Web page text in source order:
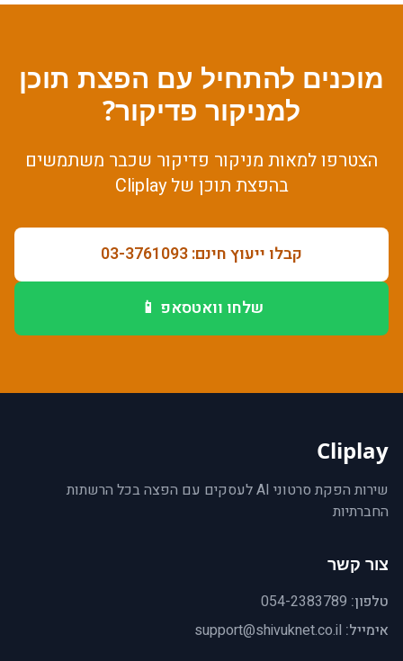
מוכנים להתחיל עם הפצת תוכן
למניקור פדיקור?
הצטרפו למאות מניקור פדיקור שכבר משתמשים
בהפצת תוכן של Cliplay
קבלו ייעוץ חינם: 03-3761093
שלחו וואטסאפ 📱
Cliplay
שירות הפקת סרטוני AI לעסקים עם הפצה בכל הרשתות
החברתיות
צור קשר
טלפון: 054-2383789
אימייל: support@shivuknet.co.il